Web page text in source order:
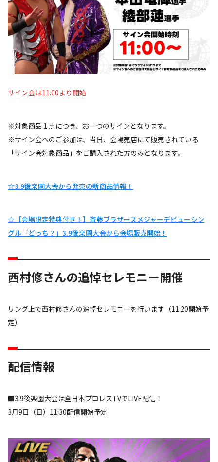
サイン会は11:00より開始
※対象商品 1 点につき、お一つのサインとなります。
※サイン会へのご参加は、当日、会場売店にて販売されている
「サイン会対象商品」をご購入された方のみとなります。
☆3.9後楽園大会から発売の新商品情報！
☆【会場限定特典付き！】斉藤ブラザーズメジャーデビューシン
グル「どっち？」3.9後楽園大会から会場販売開始！
西村修さんの追悼セレモニー開催
リング上で西村修さんの追悼セレモニーを行います（11:20開始予
定）
配信情報
■3.9後楽園大会は全日本プロレスTVでLIVE配信！
3月9日（日）11:30配信開始予定